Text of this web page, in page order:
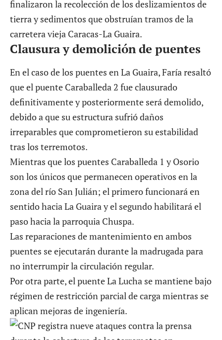
finalizaron la recolección de los deslizamientos de
tierra y sedimentos que obstruían tramos de la
carretera vieja Caracas-La Guaira.
Clausura y demolición de puentes
En el caso de los puentes en La Guaira, Faría resaltó
que el puente Caraballeda 2 fue clausurado
definitivamente y posteriormente será demolido,
debido a que su estructura sufrió daños
irreparables que comprometieron su estabilidad
tras los terremotos.
Mientras que los puentes Caraballeda 1 y Osorio
son los únicos que permanecen operativos en la
zona del río San Julián; el primero funcionará en
sentido hacia La Guaira y el segundo habilitará el
paso hacia la parroquia Chuspa.
Las reparaciones de mantenimiento en ambos
puentes se ejecutarán durante la madrugada para
no interrumpir la circulación regular.
Por otra parte, el puente La Lucha se mantiene bajo
régimen de restricción parcial de carga mientras se
aplican mejoras de ingeniería.